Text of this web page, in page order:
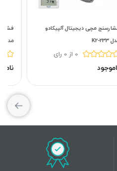
فشارسنج دیجیتال مچی